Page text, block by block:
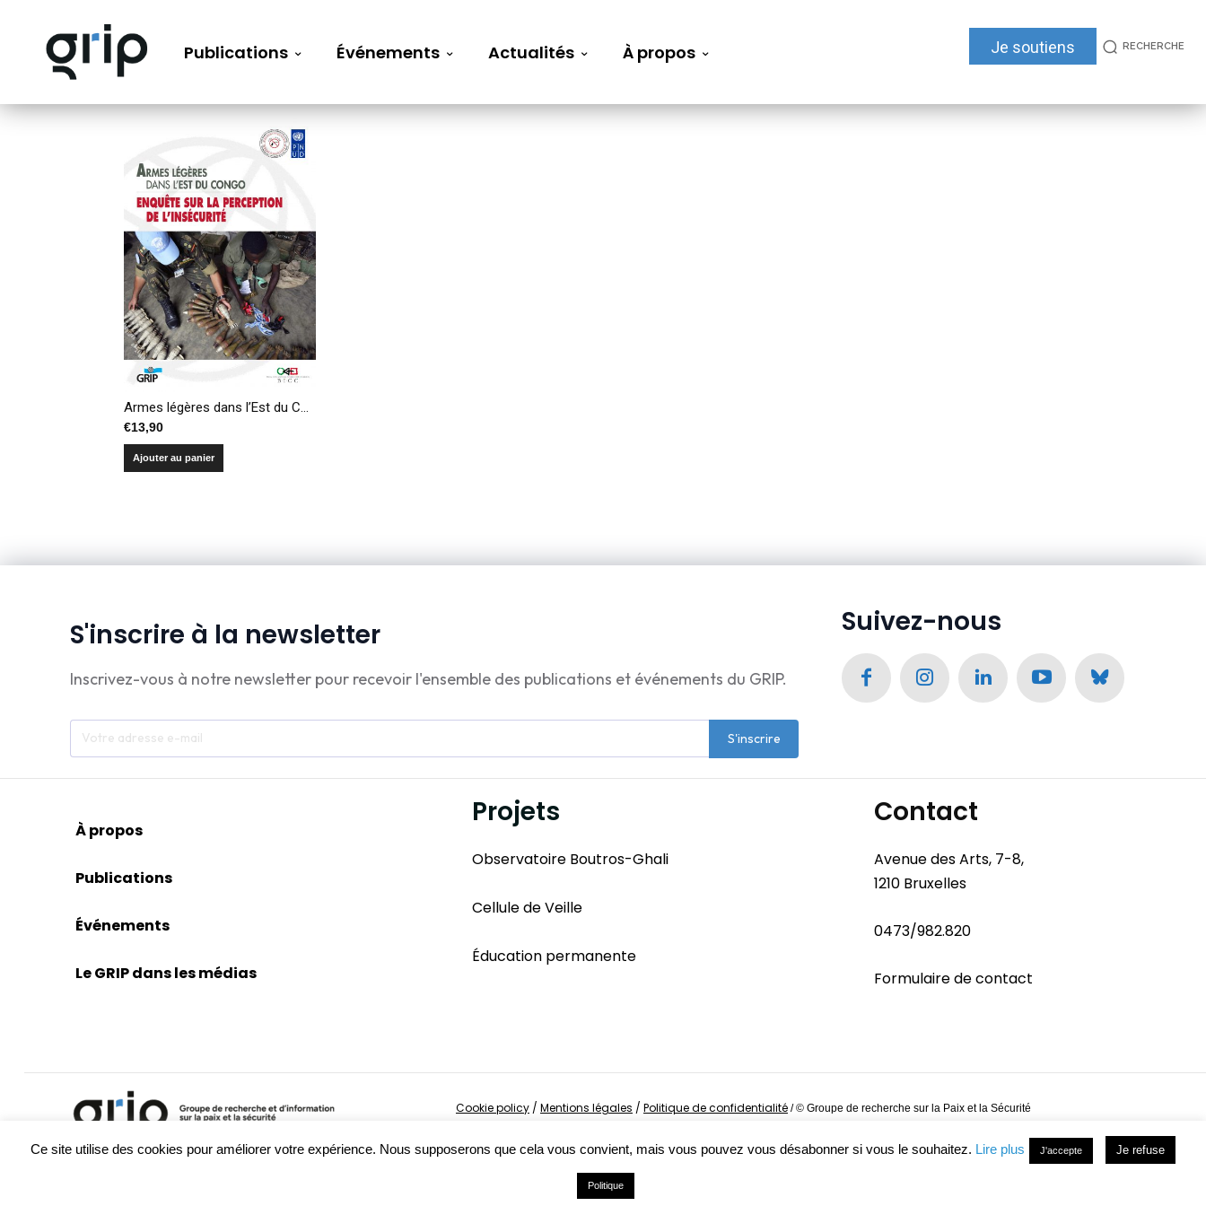
Publications Événements Actualités À propos Je soutiens RECHERCHE
Armes légères dans l’Est du Congo – Enquête sur la perception de l’insécurité
€13,90
Ajouter au panier
S'inscrire à la newsletter
Inscrivez-vous à notre newsletter pour recevoir l'ensemble des publications et événements du GRIP.
S'inscrire
Suivez-nous
À propos
Publications
Événements
Le GRIP dans les médias
Projets
Observatoire Boutros-Ghali
Cellule de Veille
Éducation permanente
Contact
Avenue des Arts, 7-8,
1210 Bruxelles
0473/982.820
Formulaire de contact
Cookie policy / Mentions légales / Politique de confidentialité /© Groupe de recherche sur la Paix et la Sécurité
Ce site utilise des cookies pour améliorer votre expérience. Nous supposerons que cela vous convient, mais vous pouvez vous désabonner si vous le souhaitez. Lire plus J'accepte Je refuse
Politique